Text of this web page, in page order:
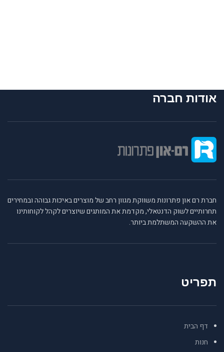
אודות חברה
חברת רם און פתרונות משווקת מגוון רחב של מוצרים באיכות גבוהה ובמחירים
תחרותיים לשוק הדנטאלי, מקדמת את המותגים שיוצרים לקהל לקוחותינו
את ההשקעה המשתלמת ביותר.
תפריט
דף הבית
חנות